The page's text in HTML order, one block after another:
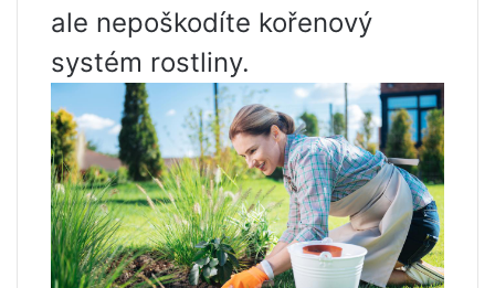
ale nepoškodíte kořenový
systém rostliny.